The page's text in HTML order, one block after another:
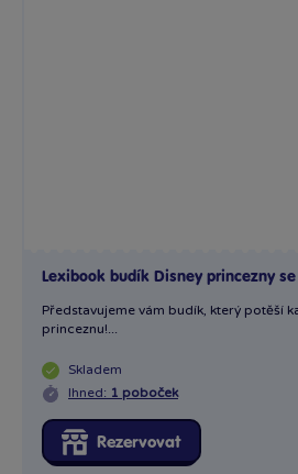
Lexibook budík Disney princezny
Představujeme vám budík, který potěší
princeznu!...
Skladem
Ihned: 1 poboček
Rezervovat